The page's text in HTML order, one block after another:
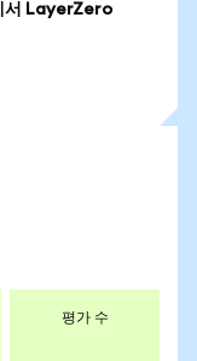
서 LayerZero
평가 수